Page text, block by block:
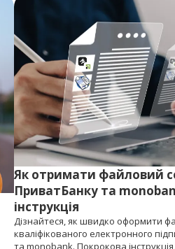
Як отримати файловий
ПриватБанку та
інструкція
Дізнайтеся, як швидко оформити
кваліфікованого електронного
та monobank. Покрокова